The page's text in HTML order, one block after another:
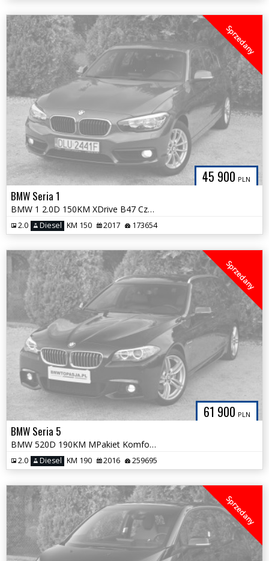
45 900 PLN
Sprzedany
BMW Seria 1
BMW 1 2.0D 150KM XDrive B47 Czarna Podsufitka Kubełki LED Śliczna
2.0 Diesel KM 150 2017 173654
61 900 PLN
Sprzedany
BMW Seria 5
BMW 520D 190KM MPakiet Komforty z Masażami NOWY ROZRZĄD Bezwypadkowa
2.0 Diesel KM 190 2016 259695
Sprzedany